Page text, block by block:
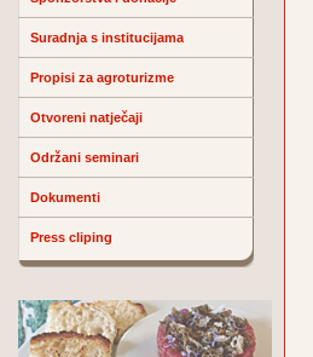
Suradnja s institucijama
Propisi za agroturizme
Otvoreni natječaji
Održani seminari
Dokumenti
Press cliping